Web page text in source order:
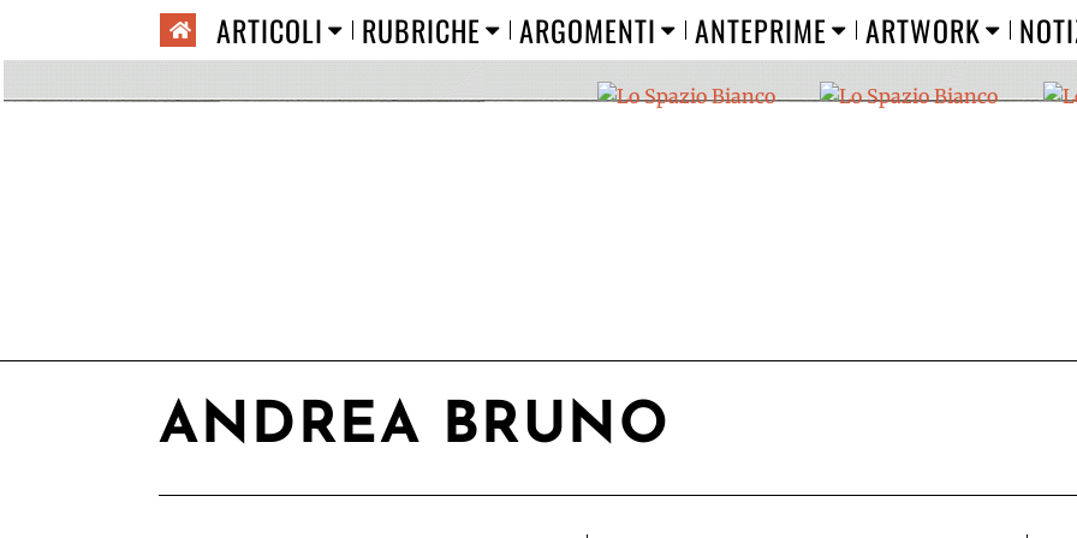
ARTICOLI RUBRICHE ARGOMENTI ANTEPRIME ARTWORK
ANDREA BRUNO